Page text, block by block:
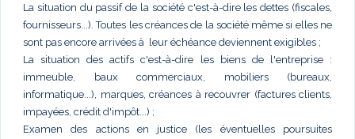
La situation du passif de la société c'est-à-dire les dettes (fiscales,
fournisseurs...). Toutes les créances de la société même si elles ne
sont pas encore arrivées à leur échéance deviennent exigibles ;
La situation des actifs c'est-à-dire les biens de l'entreprise :
immeuble, baux commerciaux, mobiliers (bureaux,
informatique...), marques, créances à recouvrer (factures clients,
impayées, crédit d'impôt...) ;
Examen des actions en justice (les éventuelles poursuites